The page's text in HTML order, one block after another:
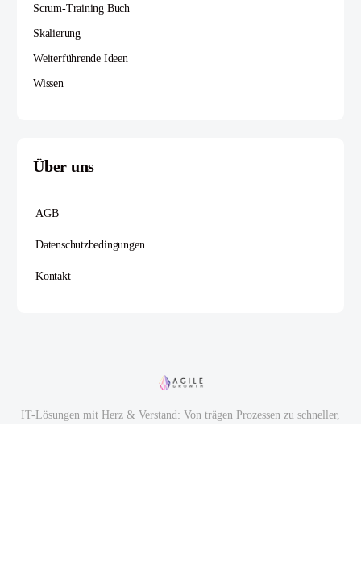
Scrum-Training Buch
Skalierung
Weiterführende Ideen
Wissen
Über uns
AGB
Datenschutzbedingungen
Kontakt
IT-Lösungen mit Herz & Verstand: Von trägen Prozessen zu schneller,